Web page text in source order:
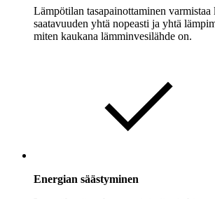
Lämpötilan tasapainottaminen varmistaa
saatavuuden yhtä nopeasti ja yhtä
miten kaukana lämminvesilähde on.
Energian säästyminen